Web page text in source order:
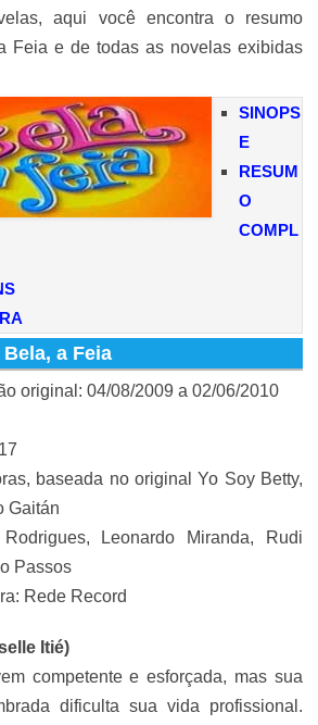
aqui você encontra o resumo
Feia e de todas as novelas exibidas
SINOPS
E
RESUM
O
COMPL
a Feia
original: 04/08/2009 a 02/06/2010
baseada no original Yo Soy Betty,
Gaitán
Leonardo Miranda, Rudi
Passos
Rede Record
Itié)
competente e esforçada, mas sua
dificulta sua vida profissional.